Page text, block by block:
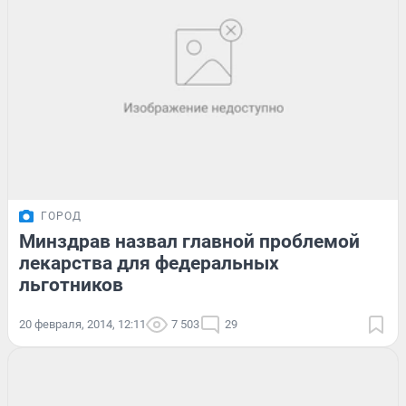
ГОРОД
Минздрав назвал главной проблемой
лекарства для федеральных
льготников
20 февраля, 2014, 12:11 7 503 29